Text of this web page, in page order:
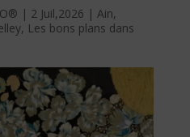
| 2 Juil,2026 | Ain,
, Les bons plans dans